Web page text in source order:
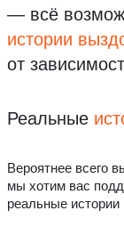
— всё
истории
от
Реальные
Вероятнее всего
мы хотим вас
реальные истории